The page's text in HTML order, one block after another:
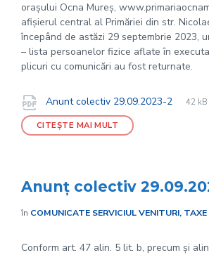
orașului Ocna Mureș,
afișierul central al Primăriei din str.
începând de astăzi 29 septembrie 2023,
– lista persoanelor fizice aflate în
plicuri cu comunicări au fost returnate.
Documente
Anunt colectiv 29.09.2023-2
File
pdf
File
42 kB
CITEȘTE MAI MULT
Anunț colectiv
în COMUNICATE SERVICIUL VENITURI,
Conform art. 47 alin. 5 lit. b, precum și